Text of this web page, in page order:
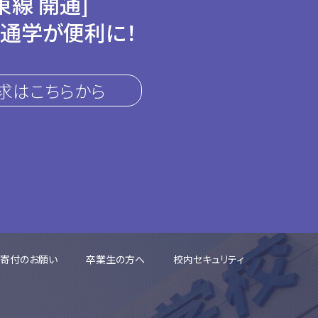
学が便利に！
はこちらから
付のお願い 卒業生の方へ 校内セキュリティ